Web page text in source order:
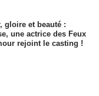
gloire et beauté :
une actrice des Feux
rejoint le casting !